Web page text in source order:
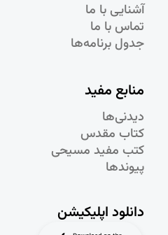
آشنایی با ما
تماس با ما
جدول برنامه‌ها
منابع مفید
دیدنی‌ها
کتاب مقدس
کتب مفید مسیحی
پیوندها
دانلود اپلیکیشن